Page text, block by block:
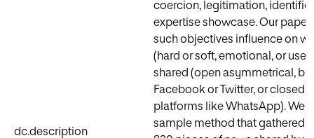
dc.description
coercion, legitimation,
expertise showcase. Our
such objectives influence on
(hard or soft, emotional, or
shared (open asymmetrical,
Facebook or Twitter, or
platforms like WhatsApp). We
sample method that gathered